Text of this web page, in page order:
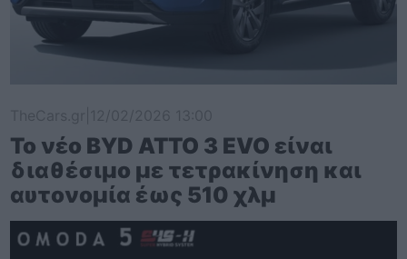
Το νέο BYD ATTO 3 EVO είναι
διαθέσιμο με τετρακίνηση και
αυτονομία έως 510 χλμ